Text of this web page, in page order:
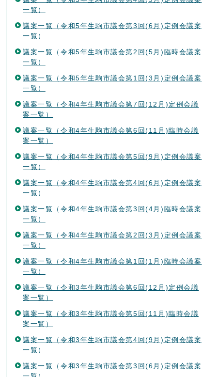
一覧）
議案一覧（令和5年生駒市議会第3回(6月)定例会議案
一覧）
議案一覧（令和5年生駒市議会第2回(5月)臨時会議案
一覧）
議案一覧（令和5年生駒市議会第1回(3月)定例会議案
一覧）
議案一覧（令和4年生駒市議会第7回(12月)定例会議
案一覧）
議案一覧（令和4年生駒市議会第6回(11月)臨時会議
案一覧）
議案一覧（令和4年生駒市議会第5回(9月)定例会議案
一覧）
議案一覧（令和4年生駒市議会第4回(6月)定例会議案
一覧）
議案一覧（令和4年生駒市議会第3回(4月)臨時会議案
一覧）
議案一覧（令和4年生駒市議会第2回(3月)定例会議案
一覧）
議案一覧（令和4年生駒市議会第1回(1月)臨時会議案
一覧）
議案一覧（令和3年生駒市議会第6回(12月)定例会議
案一覧）
議案一覧（令和3年生駒市議会第5回(11月)臨時会議
案一覧）
議案一覧（令和3年生駒市議会第4回(9月)定例会議案
一覧）
議案一覧（令和3年生駒市議会第3回(6月)定例会議案